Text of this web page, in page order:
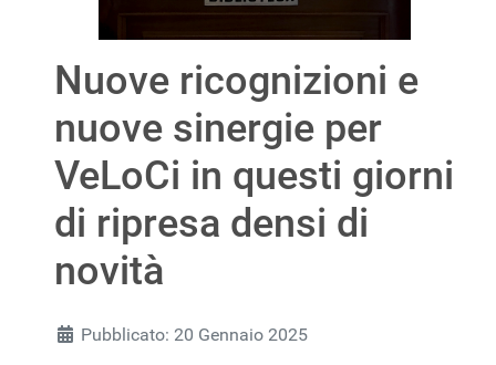
Nuove ricognizioni e
nuove sinergie per
VeLoCi in questi giorni
di ripresa densi di
novità
Pubblicato: 20 Gennaio 2025